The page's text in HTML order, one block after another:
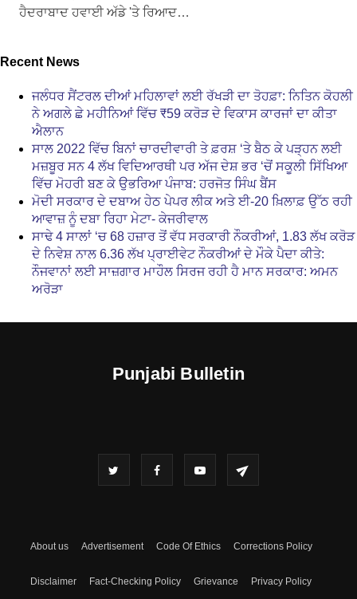
ਹੈਦਰਾਬਾਦ ਹਵਾਈ ਅੱਡੇ 'ਤੇ ਰਿਆਦ…
Recent News
ਜਲੰਧਰ ਸੈਂਟਰਲ ਦੀਆਂ ਮਹਿਲਾਵਾਂ ਲਈ ਰੱਖੜੀ ਦਾ ਤੋਹਫ਼ਾ: ਨਿਤਿਨ ਕੋਹਲੀ
ਨੇ ਅਗਲੇ ਛੇ ਮਹੀਨਿਆਂ ਵਿੱਚ ₹59 ਕਰੋੜ ਦੇ ਵਿਕਾਸ ਕਾਰਜਾਂ ਦਾ ਕੀਤਾ
ਐਲਾਨ
ਸਾਲ 2022 ਵਿੱਚ ਬਿਨਾਂ ਚਾਰਦੀਵਾਰੀ ਤੇ ਫ਼ਰਸ਼ ‘ਤੇ ਬੈਠ ਕੇ ਪੜ੍ਹਨ ਲਈ
ਮਜ਼ਬੂਰ ਸਨ 4 ਲੱਖ ਵਿਦਿਆਰਥੀ ਪਰ ਅੱਜ ਦੇਸ਼ ਭਰ ‘ਚੋਂ ਸਕੂਲੀ ਸਿੱਖਿਆ
ਵਿੱਚ ਮੋਹਰੀ ਬਣ ਕੇ ਉਭਰਿਆ ਪੰਜਾਬ: ਹਰਜੋਤ ਸਿੰਘ ਬੈਂਸ
ਮੋਦੀ ਸਰਕਾਰ ਦੇ ਦਬਾਅ ਹੇਠ ਪੇਪਰ ਲੀਕ ਅਤੇ ਈ-20 ਖ਼ਿਲਾਫ਼ ਉੱਠ ਰਹੀ
ਆਵਾਜ਼ ਨੂੰ ਦਬਾ ਰਿਹਾ ਮੇਟਾ- ਕੇਜਰੀਵਾਲ
ਸਾਢੇ 4 ਸਾਲਾਂ ‘ਚ 68 ਹਜ਼ਾਰ ਤੋਂ ਵੱਧ ਸਰਕਾਰੀ ਨੌਕਰੀਆਂ, 1.83 ਲੱਖ ਕਰੋੜ
ਦੇ ਨਿਵੇਸ਼ ਨਾਲ 6.36 ਲੱਖ ਪ੍ਰਾਈਵੇਟ ਨੌਕਰੀਆਂ ਦੇ ਮੌਕੇ ਪੈਦਾ ਕੀਤੇ:
ਨੌਜਵਾਨਾਂ ਲਈ ਸਾਜ਼ਗਾਰ ਮਾਹੌਲ ਸਿਰਜ ਰਹੀ ਹੈ ਮਾਨ ਸਰਕਾਰ: ਅਮਨ
ਅਰੋੜਾ
Punjabi Bulletin
About us Advertisement Code Of Ethics Corrections Policy
Disclaimer Fact-Checking Policy Grievance Privacy Policy